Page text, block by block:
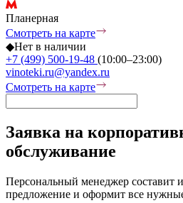
Планерная
Смотреть на карте
◆Нет в наличии
+7 (499) 500-19-48 (10:00–23:00)
vinoteki.ru@yandex.ru
Смотреть на карте
Заявка на
обслуживание
Персональный менеджер составит
предложение и оформит все